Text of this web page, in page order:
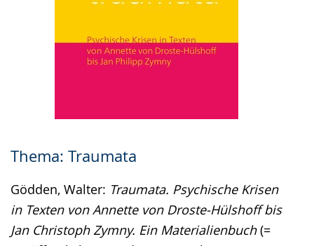
Thema: Traumata
Gödden, Walter: Traumata. Psychische Krisen
in Texten von Annette von Droste-Hülshoff bis
Jan Christoph Zymny. Ein Materialienbuch(=